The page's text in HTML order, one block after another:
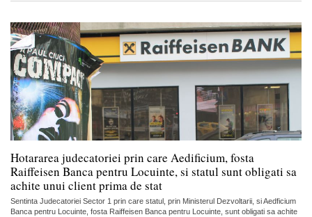
Hotararea judecatoriei prin care Aedificium, fosta
Raiffeisen Banca pentru Locuinte, si statul sunt obligati sa
achite unui client prima de stat
Sentinta Judecatoriei Sector 1 prin care statul, prin Ministerul Dezvoltarii, si Aedficium
Banca pentru Locuinte, fosta Raiffeisen Banca pentru Locuinte, sunt obligati sa achite